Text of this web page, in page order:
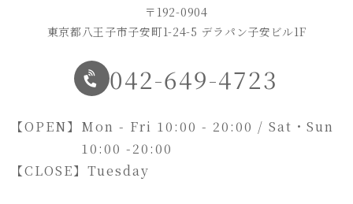
〒192-0904
東京都八王子市子安町1-24-5 デラパン子安ビル1F
042-649-4723
【OPEN】 Mon - Fri 10:00 - 20:00 / Sat・Sun
10:00 -20:00
【CLOSE】Tuesday